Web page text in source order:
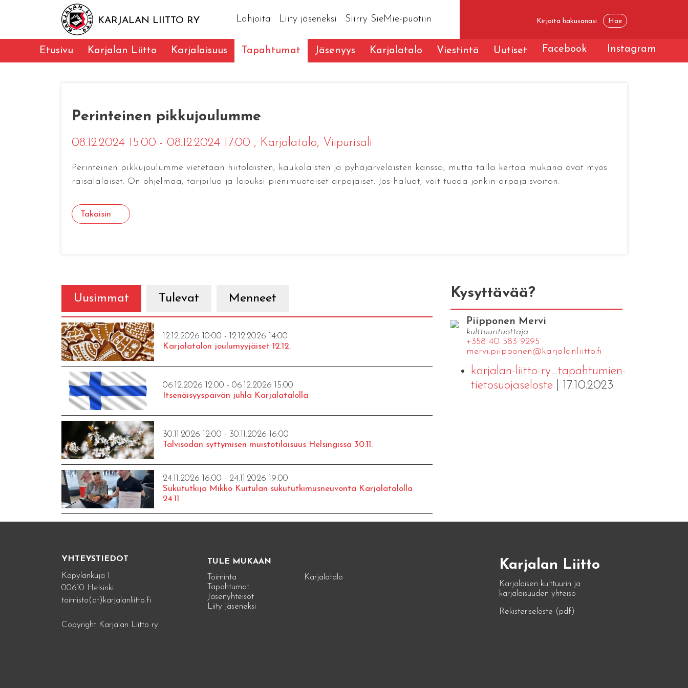
KARJALAN LIITTO RY Lahjoita Liity jäseneksi Siirry SieMie-puotiin
Etusivu Karjalan Liitto Karjalaisuus Tapahtumat Jäsenyys Karjalatalo Viestintä Uutiset Facebook Instagram
Perinteinen pikkujoulumme
08.12.2024 15:00 - 08.12.2024 17:00 , Karjalatalo, Viipurisali
Perinteinen pikkujoulumme vietetään hiitolaisten, kaukolaisten ja pyhäjärveläisten kanssa, mutta tällä kertaa mukana ovat myös
räisäläläiset. On ohjelmaa, tarjoilua ja lopuksi pienimuotoiset arpajaiset. Jos haluat, voit tuoda jonkin arpajaisvoiton.
Takaisin
Uusimmat Tulevat Menneet
12.12.2026 10:00 - 12.12.2026 14:00
Karjalatalon joulumyyjäiset 12.12.
06.12.2026 12:00 - 06.12.2026 15:00
Itsenäisyyspäivän juhla Karjalatalolla
30.11.2026 12:00 - 30.11.2026 16:00
Talvisodan syttymisen muistotilaisuus Helsingissä 30.11.
24.11.2026 16:00 - 24.11.2026 19:00
Sukututkija Mikko Kuitulan sukututkimusneuvonta Karjalatalolla
24.11.
Kysyttävää?
Piipponen Mervi
kulttuurituottaja
+358 40 583 9295
mervi.​piipponen@​kar​jala​nlii​tto.​fi
karjalan-liitto-ry_tapahtumien-
tietosuojaseloste| 17.10.2023
YHTEYSTIEDOT
Käpylänkuja 1
00610 Helsinki
toimisto(at)karjalanliitto.fi
Copyright Karjalan Liitto ry
TULE MUKAAN
Toiminta
Tapahtumat
Jäsenyhteisöt
Liity jäseneksi
Karjalatalo
Karjalan Liitto
Karjalaisen kulttuurin ja
karjalaisuuden yhteisö
Rekisteriseloste (pdf)